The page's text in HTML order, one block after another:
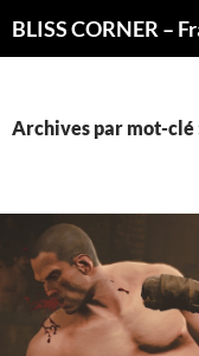
Archives par mot-